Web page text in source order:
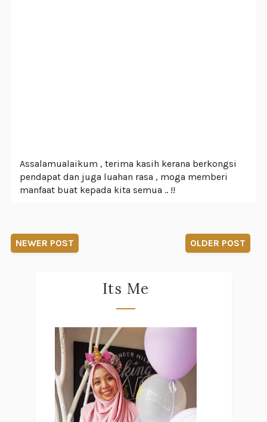
Assalamualaikum , terima kasih kerana berkongsi
pendapat dan juga luahan rasa , moga memberi
manfaat buat kepada kita semua .. !!
NEWER POST OLDER POST
Its Me